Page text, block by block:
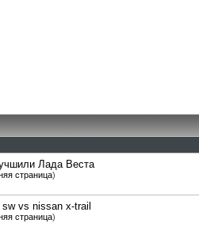
Лада Веста
страница)
vs nissan x-trail
страница)